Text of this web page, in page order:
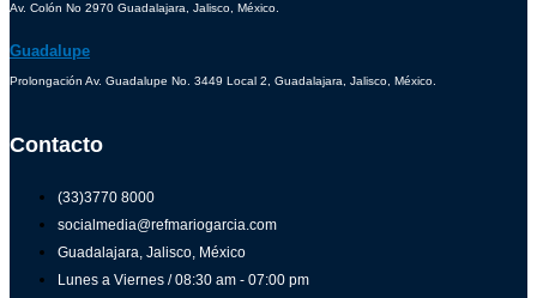
Av. Colón No 2970 Guadalajara, Jalisco, México.
Guadalupe
Prolongación Av. Guadalupe No. 3449 Local 2, Guadalajara, Jalisco, México.
Contacto
(33)3770 8000
socialmedia@refmariogarcia.com
Guadalajara, Jalisco, México
Lunes a Viernes / 08:30 am - 07:00 pm